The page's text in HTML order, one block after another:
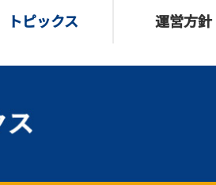
トピックス 運営方針